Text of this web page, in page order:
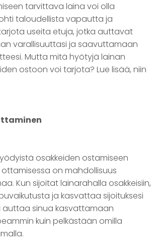
tarvittava laina voi olla
taloudellista vapautta ja
useita etuja, jotka auttavat
varallisuuttasi ja saavuttamaan
Mutta mitä hyötyjä lainan
ostoon voi tarjota? Lue lisää, niin
osakkeiden ostamiseen
on mahdollisuus
Kun sijoitat lainarahalla osakkeisiin,
ja kasvattaa sijoituksesi
sinua kasvattamaan
kuin pelkästään omilla